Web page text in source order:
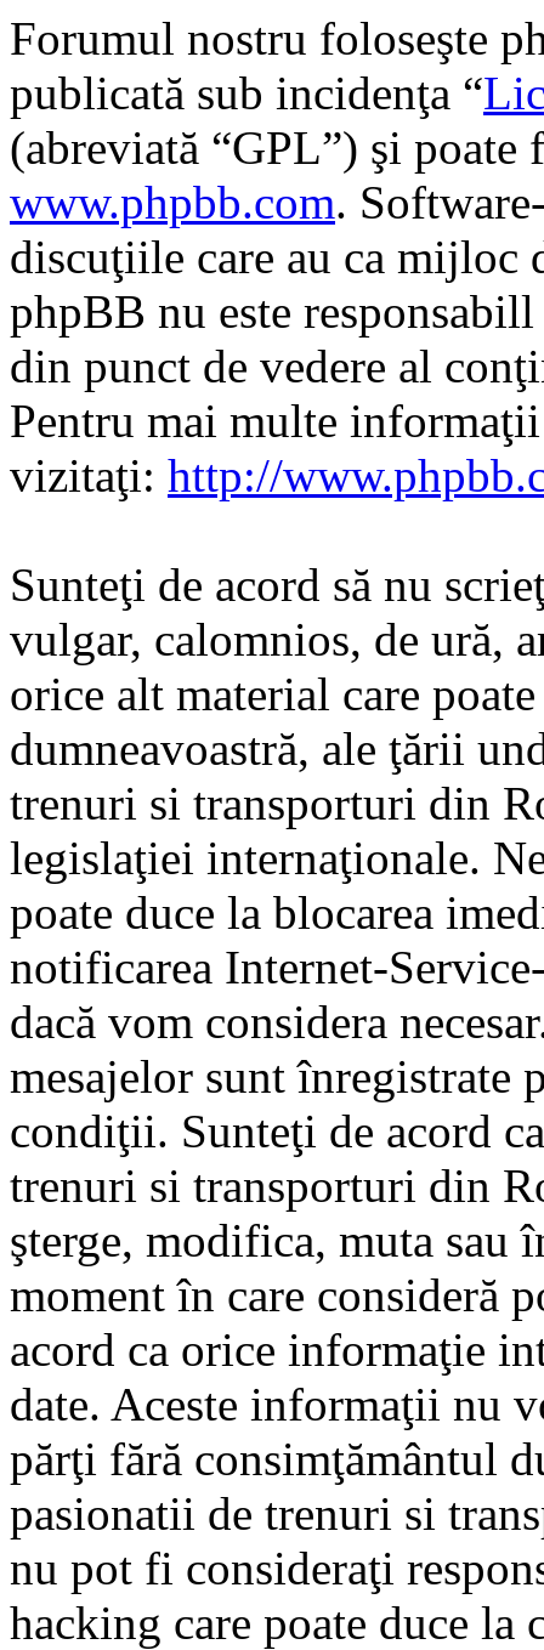
Forumul nostru foloseşte
publicată sub incidenţa “
(abreviată “GPL”) şi poate
www.phpbb.com.
discuţiile care au ca mijloc
phpBB nu este
din punct de vedere al
Pentru mai multe
vizitaţi: http://
Sunteţi de acord să nu
vulgar, calomnios, de ură,
orice alt material care
dumneavoastră, ale ţării
trenuri si transporturi din
legislaţiei internaţionale.
poate duce la blocarea
notificarea Internet-
dacă vom considera
mesajelor sunt înregistrate
condiţii. Sunteţi de acord
trenuri si transporturi din
şterge, modifica, muta sau
moment în care consideră
acord ca orice informaţie
date. Aceste informaţii nu
părţi fără consimţământul
pasionatii de trenuri si
nu pot fi consideraţi
hacking care poate duce la